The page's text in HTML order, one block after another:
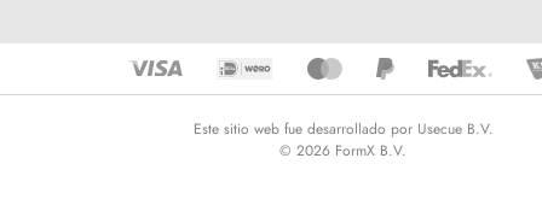
Este sitio web fue desarrollado por Usecue B.V.
© 2026 FormX B.V.